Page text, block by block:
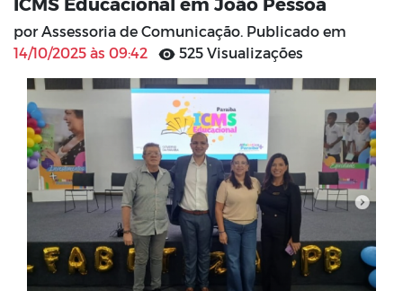
por Assessoria de Comunicação. Publicado em
14/10/2025 às 09:42
525 Visualizações